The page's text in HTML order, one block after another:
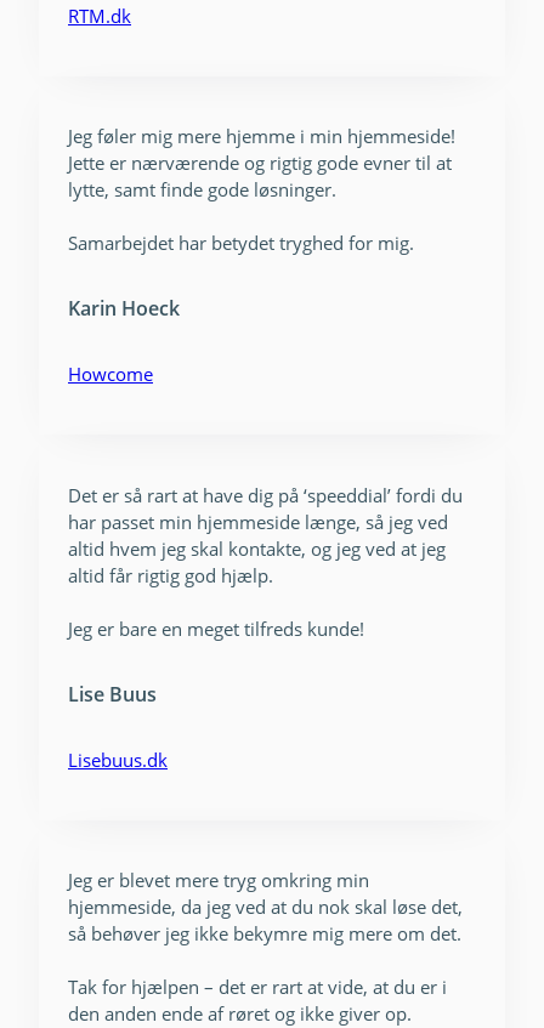
RTM.dk
Jeg føler mig mere hjemme i min hjemmeside!
Jette er nærværende og rigtig gode evner til at
lytte, samt finde gode løsninger.
Samarbejdet har betydet tryghed for mig.
Karin Hoeck
Howcome
Det er så rart at have dig på ‘speeddial’ fordi du
har passet min hjemmeside længe, så jeg ved
altid hvem jeg skal kontakte, og jeg ved at jeg
altid får rigtig god hjælp.
Jeg er bare en meget tilfreds kunde!
Lise Buus
Lisebuus.dk
Jeg er blevet mere tryg omkring min
hjemmeside, da jeg ved at du nok skal løse det,
så behøver jeg ikke bekymre mig mere om det.
Tak for hjælpen – det er rart at vide, at du er i
den anden ende af røret og ikke giver op.